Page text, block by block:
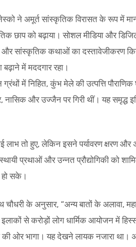
ने अमूर्त सांस्कृतिक विरासत के रूप में
छाप को बढ़ाया। सोशल मीडिया और
और सांस्कृतिक कथाओं का दस्तावेजीकरण
में मददगार रहा।
ग्रंथों में निहित, कुंभ मेले की उत्पत्ति
नासिक और उज्जैन पर गिरी थीं। यह
तो हुए, लेकिन इसने पर्यावरण क्षरण और
प्रथाओं और उन्नत प्रौद्योगिकी को
सके।
चौधरी के अनुसार, “अन्य बातों के अलावा,
इलाकों से करोड़ों लोग धार्मिक आयोजन में
की ओर भागा। यह देखने लायक नजारा था।